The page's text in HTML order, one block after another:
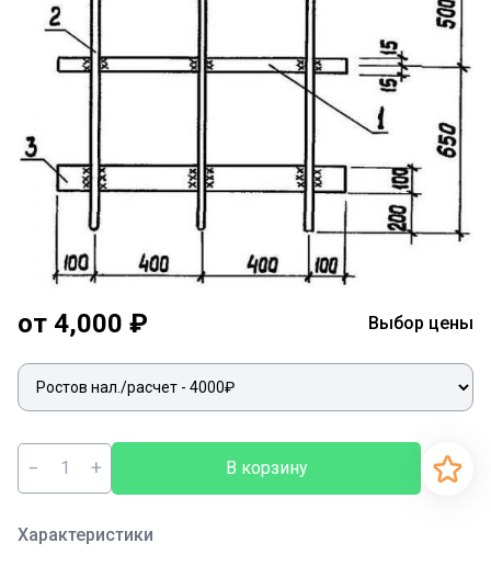
от 4,000 ₽ Выбор цены
− + В корзину
Характеристики